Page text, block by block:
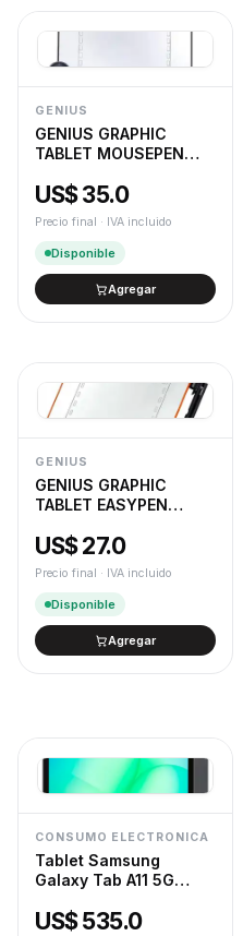
GENIUS
GENIUS GRAPHIC
TABLET MOUSEPEN
US$ 35.0
Precio final · IVA incluido
Disponible
Agregar
GENIUS
GENIUS GRAPHIC
TABLET EASYPEN
US$ 27.0
Precio final · IVA incluido
Disponible
Agregar
CONSUMO ELECTRONICA
Tablet Samsung
Galaxy Tab A11 5G
Android SM-X236B
US$ 535.0